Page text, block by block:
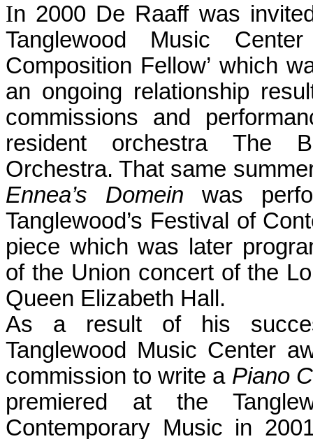
In 2000 De Raaff was
Tanglewood Music
Composition Fellow’ which
an ongoing relationship
commissions and
resident orchestra The
Orchestra. That same
Ennea’s Domein was
Tanglewood’s Festival of
piece which was later
of the Union concert of the
Queen Elizabeth Hall.
As a result of his
Tanglewood Music Center
commission to write a Piano
premiered at the
Contemporary Music in